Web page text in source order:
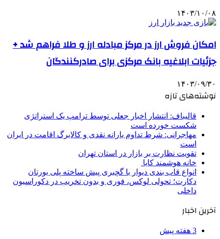
۱۴۰۳/۱۰/۰۸
امکان فروش ارز در مرکز مبادله ارز و طلا فراهم شد +
جزئیات ابلاغیه بانک مرکزی برای صادرکنندگان
۱۴۰۳/۰۹/۳۰
نوشته‌های تازه
قالیباف: انتشار اخبار جعلی توسط ترامپ یک استراتژی
شکست خورده است
مهاجرانی: شرط تداوم یارانه نقدی و کالابرگ اقامت در ایران
است
تقویت نظارت بر بازار در استان تهران
خانه هوشمند کایا
انواع قاب بندی دیوار با گچبری پیش ساخته پلی یورتان
دکارت؛ تحولی لوکس، فوری و بدون تخریب در دکوراسیون
داخلی
آخرین اخبار
3 هفته پیش